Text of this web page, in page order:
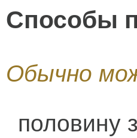
Способы
Обычно
половину